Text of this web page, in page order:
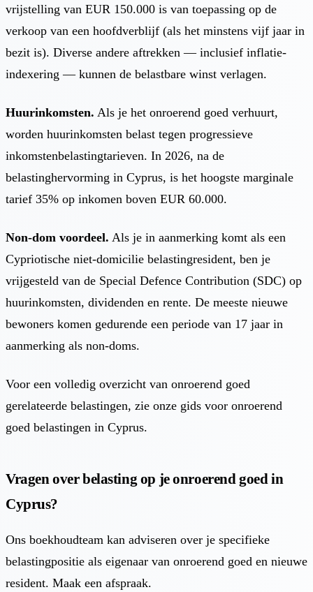
vrijstelling van EUR 150.000 is van toepassing op de
verkoop van een hoofdverblijf (als het minstens vijf jaar in
bezit is). Diverse andere aftrekken — inclusief inflatie-
indexering — kunnen de belastbare winst verlagen.
Huurinkomsten. Als je het onroerend goed verhuurt,
worden huurinkomsten belast tegen progressieve
inkomstenbelastingtarieven. In 2026, na de
belastinghervorming in Cyprus, is het hoogste marginale
tarief 35% op inkomen boven EUR 60.000.
Non-dom voordeel. Als je in aanmerking komt als een
Cypriotische niet-domicilie belastingresident, ben je
vrijgesteld van de Special Defence Contribution (SDC) op
huurinkomsten, dividenden en rente. De meeste nieuwe
bewoners komen gedurende een periode van 17 jaar in
aanmerking als non-doms.
Voor een volledig overzicht van onroerend goed
gerelateerde belastingen, zie onze gids voor onroerend
goed belastingen in Cyprus.
Vragen over belasting op je onroerend goed in
Cyprus?
Ons boekhoudteam kan adviseren over je specifieke
belastingpositie als eigenaar van onroerend goed en nieuwe
resident. Maak een afspraak.